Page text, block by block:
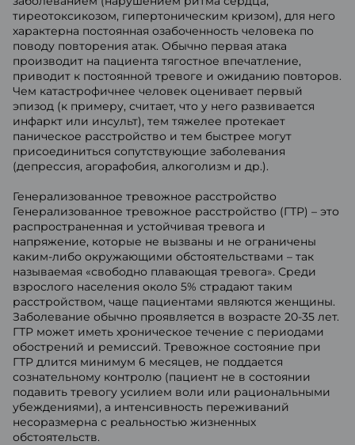
тиреотоксикозом, гипертоническим кризом), для него
характерна постоянная озабоченность человека по
поводу повторения атак. Обычно первая атака
производит на пациента тягостное впечатление,
приводит к постоянной тревоге и ожиданию повторов.
Чем катастрофичнее человек оценивает первый
эпизод (к примеру, считает, что у него развивается
инфаркт или инсульт), тем тяжелее протекает
паническое расстройство и тем быстрее могут
присоединиться сопутствующие заболевания
(депрессия, агорафобия, алкоголизм и др.).
Генерализованное тревожное расстройство
Генерализованное тревожное расстройство (ГТР) – это
распространенная и устойчивая тревога и
напряжение, которые не вызваны и не ограничены
каким-либо окружающими обстоятельствами – так
называемая «свободно плавающая тревога». Среди
взрослого населения около 5% страдают таким
расстройством, чаще пациентами являются женщины.
Заболевание обычно проявляется в возрасте 20-35 лет.
ГТР может иметь хроническое течение с периодами
обострений и ремиссий. Тревожное состояние при
ГТР длится минимум 6 месяцев, не поддается
сознательному контролю (пациент не в состоянии
подавить тревогу усилием воли или рациональными
убеждениями), а интенсивность переживаний
несоразмерна с реальностью жизненных
обстоятельств.